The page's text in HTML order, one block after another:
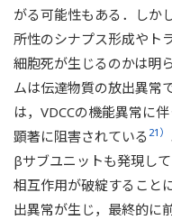
がる可能性もある．しか
所性のシナプス形成やト
細胞死が生じるのかは明
ムは伝達物質の放出異常
は，VDCCの機能異常に
顕著に阻害されている 21）
βサブユニットも発現し
相互作用が破綻すること
出異常が生じ，最終的に